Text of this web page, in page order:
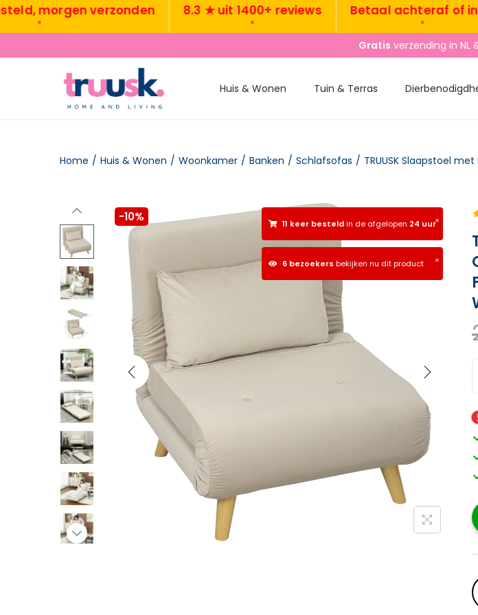
morgen verzonden 8.3 ★ uit 1400+ reviews Betaal achteraf of in 3x
Vandaag besteld, morgen gratis
Huis & Wonen Tuin & Terras
Home / Huis & Wonen / Woonkamer / Banken / Schlafsofas /
×
11 keer besteldin de afgelopen 24 uur
×
6 bezoekers bekijken nu dit product
-10%